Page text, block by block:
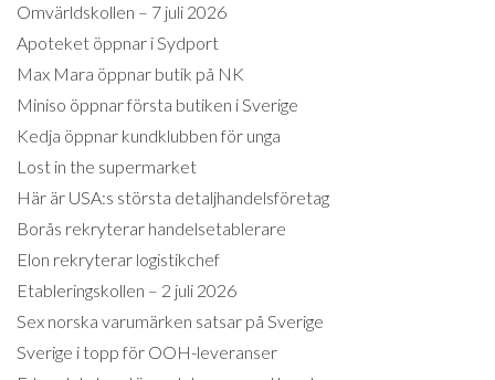
Omvärldskollen – 7 juli 2026
Apoteket öppnar i Sydport
Max Mara öppnar butik på NK
Miniso öppnar första butiken i Sverige
Kedja öppnar kundklubben för unga
Lost in the supermarket
Här är USA:s största detaljhandelsföretag
Borås rekryterar handelsetablerare
Elon rekryterar logistikchef
Etableringskollen – 2 juli 2026
Sex norska varumärken satsar på Sverige
Sverige i topp för OOH-leveranser